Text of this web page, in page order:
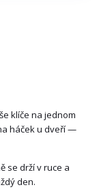
klíče na jednom
háček u dveří —
se drží v ruce a
den.